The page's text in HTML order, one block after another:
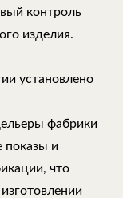
контроль
изделия.
установлено
фабрики
показы и
что